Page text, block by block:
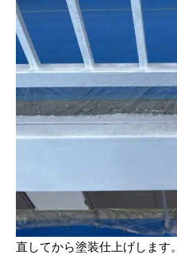
直してから塗装仕上げします。